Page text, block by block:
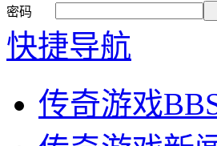
密码
快捷导航
传奇游戏